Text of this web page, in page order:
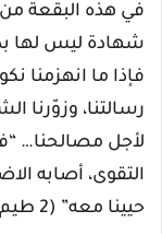
في هذه البقعة
شهادة ليس لها
فإذا ما انهزمنا
رسالتنا، وزوّرنا
لأجل مصالحنا…
حيينا معه” (2 طيم 12: 2).